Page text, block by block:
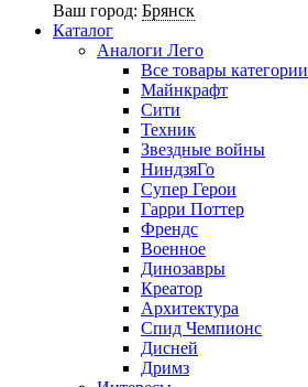
Ваш город: Брянск
Каталог
Аналоги Лего
Все товары категории
Майнкрафт
Сити
Техник
Звездные войны
НиндзяГо
Супер Герои
Гарри Поттер
Френдс
Военное
Динозавры
Креатор
Архитектура
Спид Чемпионс
Дисней
Дримз